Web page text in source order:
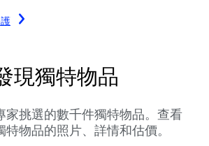
現獨特物品
家挑選的數千件獨特物品。查看
特物品的照片、詳情和估價。